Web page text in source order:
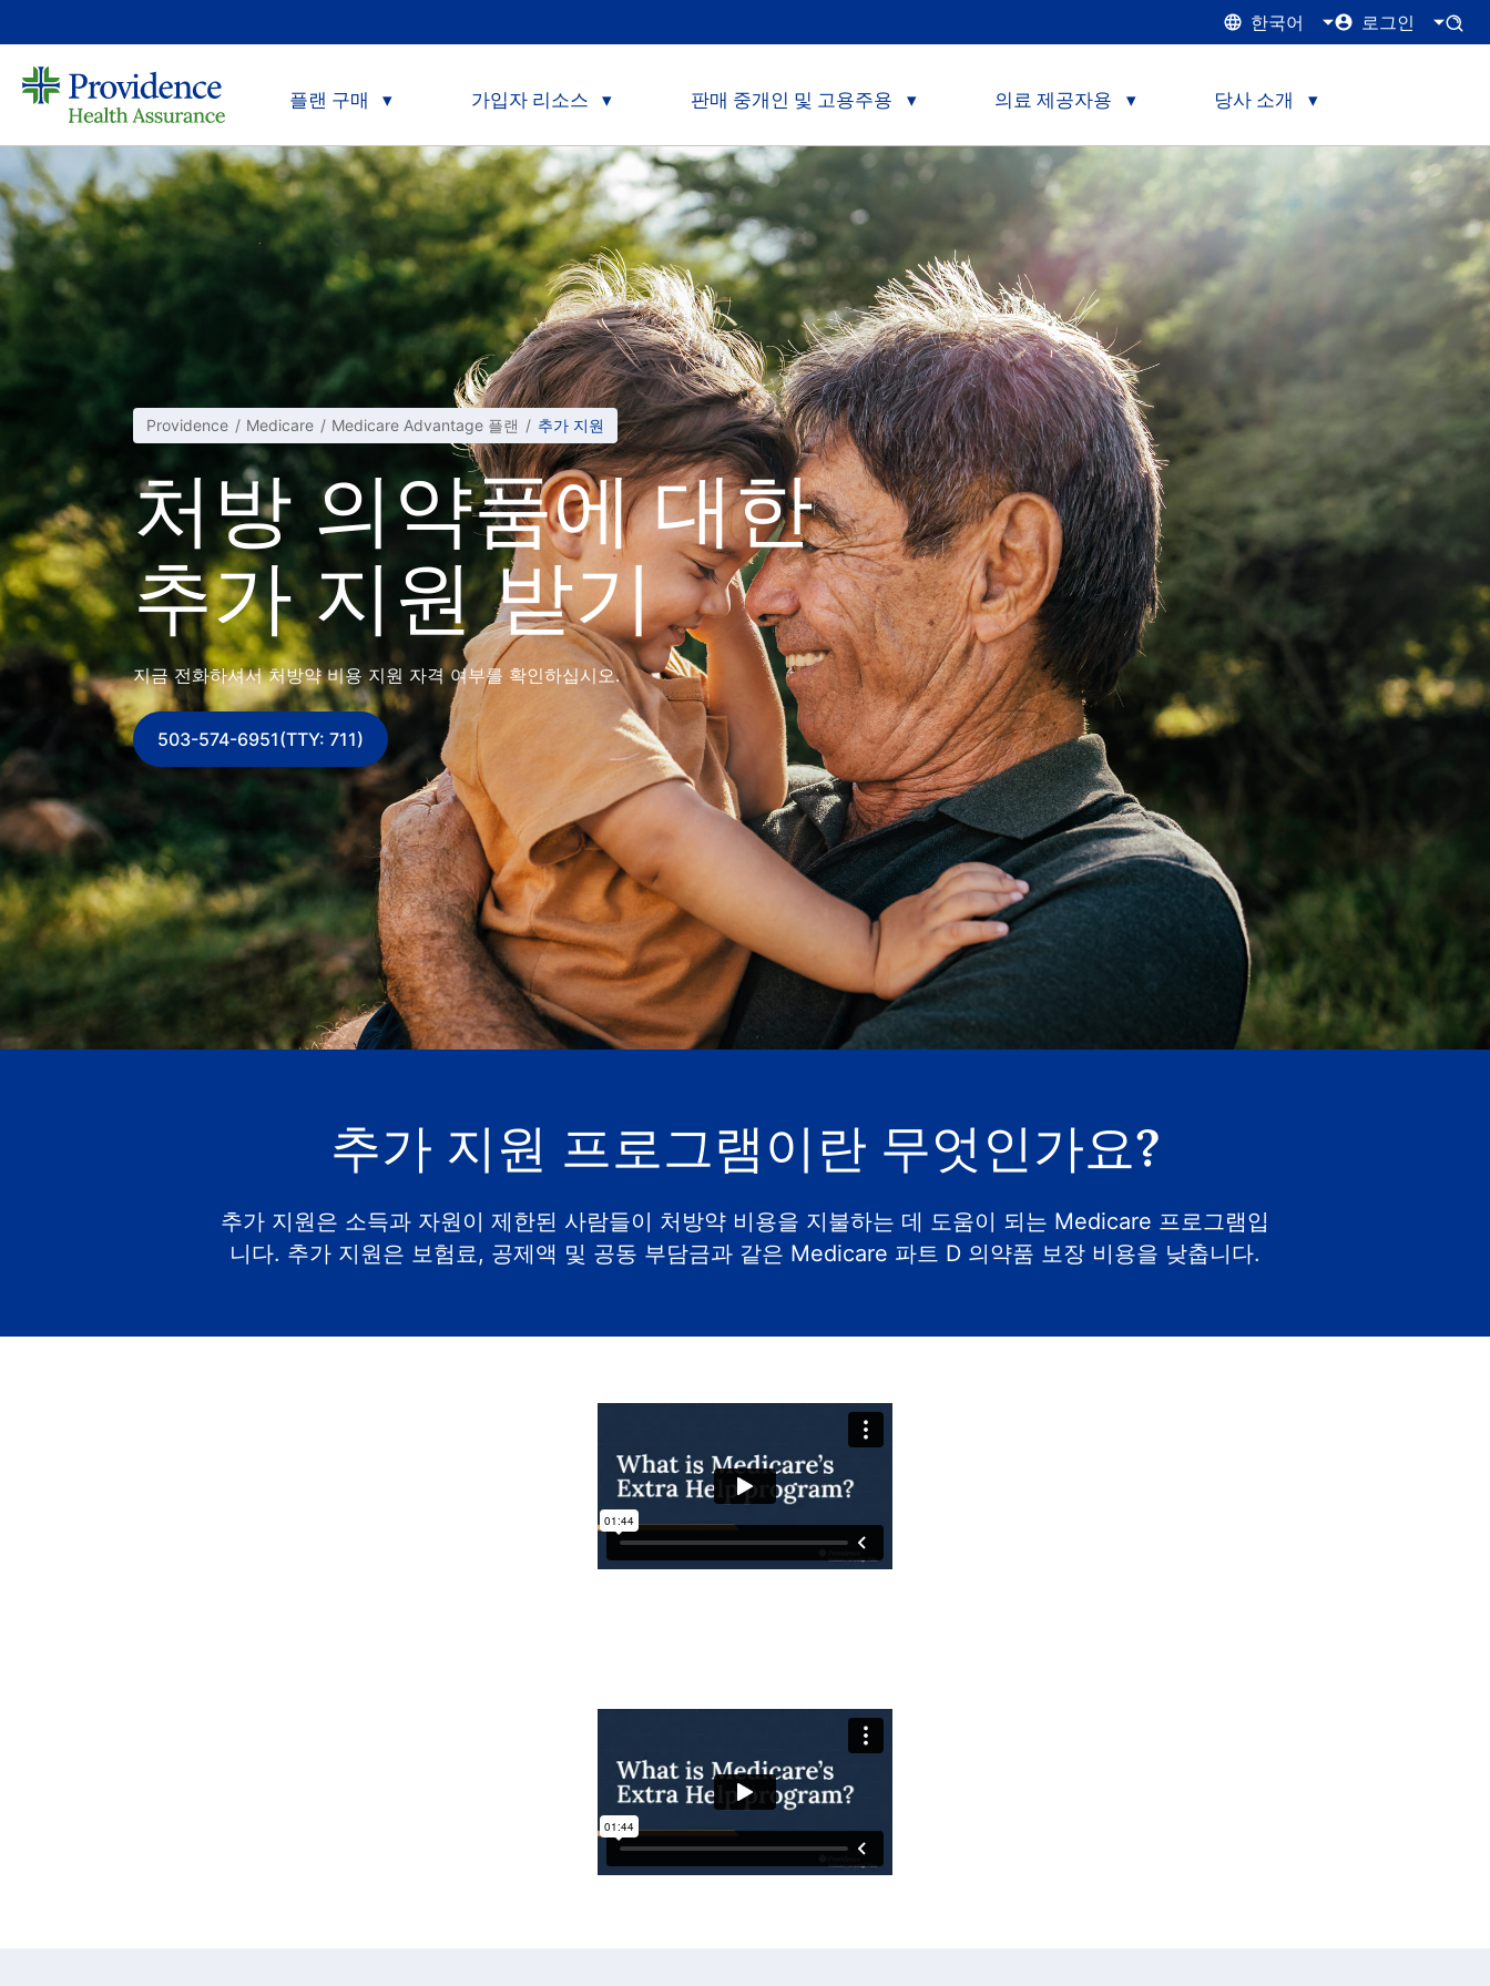
한국어 로그인
플랜 구매 가입자 리소스 판매 중개인 및 고용주용 의료 제공자용 당사 소개
Providence Medicare Medicare Advantage 플랜 Current:
추가 지원
처방 의약품에 대한
추가 지원 받기
지금 전화하셔서 처방약 비용 지원 자격 여부를 확인하십시오.
503-574-6951(TTY: 711)
추가 지원 프로그램이란 무엇인가요?
추가 지원은 소득과 자원이 제한된 사람들이 처방약 비용을 지불하는 데 도움이 되는 Medicare 프로그램입
니다. 추가 지원은 보험료, 공제액 및 공동 부담금과 같은 Medicare 파트 D 의약품 보장 비용을 낮춥니다.